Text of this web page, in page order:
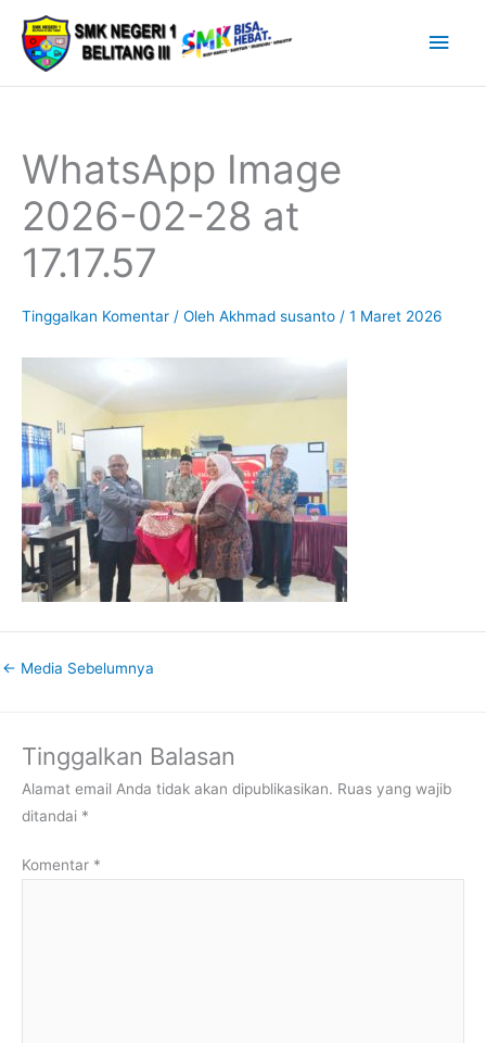
Lewati
konten
WhatsApp Image
2026-02-28 at
17.17.57
Tinggalkan Komentar / Oleh Akhmad susanto / 1 Maret 2026
← Media Sebelumnya
Tinggalkan Balasan
Alamat email Anda tidak akan dipublikasikan. Ruas yang wajib
ditandai *
Komentar *